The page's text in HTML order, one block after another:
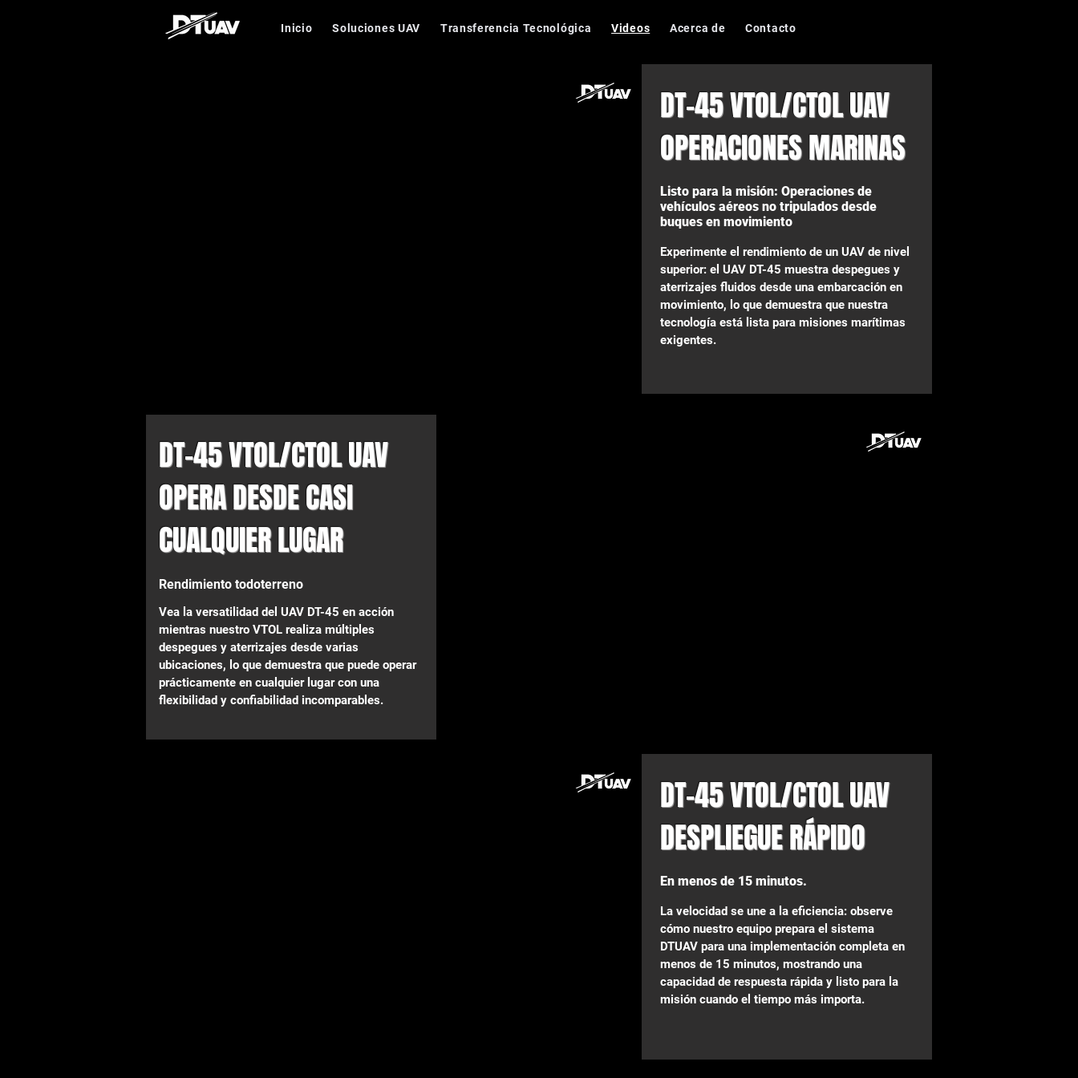
Inicio Soluciones UAV Transferencia Tecnológica Videos Acerca de Contacto
DT-45 VTOL/CTOL UAV
OPERACIONES MARINAS
Listo para la misión: Operaciones de
vehículos aéreos no tripulados desde
buques en movimiento
Experimente el rendimiento de un UAV de nivel
superior: el UAV DT-45 muestra despegues y
aterrizajes fluidos desde una embarcación en
movimiento, lo que demuestra que nuestra
tecnología está lista para misiones marítimas
exigentes.
DT-45 VTOL/CTOL UAV
OPERA DESDE CASI
CUALQUIER LUGAR
Rendimiento todoterreno
Vea la versatilidad del UAV DT-45 en acción
mientras nuestro VTOL realiza múltiples
despegues y aterrizajes desde varias
ubicaciones, lo que demuestra que puede operar
prácticamente en cualquier lugar con una
flexibilidad y confiabilidad incomparables.
DT-45 VTOL/CTOL UAV
DESPLIEGUE RÁPIDO
En menos de 15 minutos.
La velocidad se une a la eficiencia: observe
cómo nuestro equipo prepara el sistema
DTUAV para una implementación completa en
menos de 15 minutos, mostrando una
capacidad de respuesta rápida y listo para la
misión cuando el tiempo más importa.